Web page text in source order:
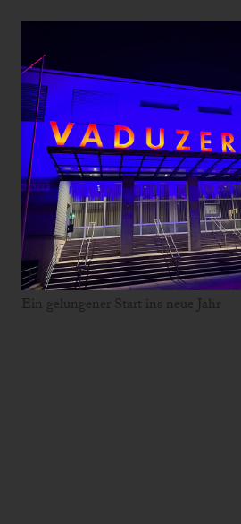
Ein gelungener Start ins neue Jahr